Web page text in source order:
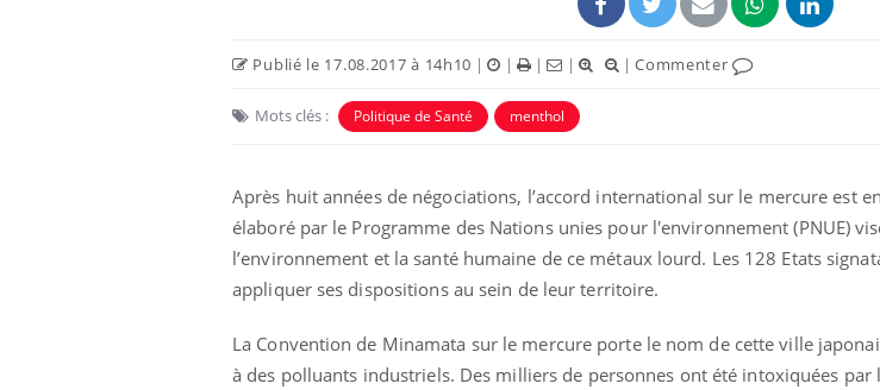
Publié le 17.08.2017 à 14h10 | | | | |Commenter
Mots clés : Politique de Santé menthol
Après huit années de négociations, l’accord international sur le mercure est
élaboré par le Programme des Nations unies pour l'environnement (PNUE)
l’environnement et la santé humaine de ce métaux lourd. Les 128 Etats
appliquer ses dispositions au sein de leur territoire.
La Convention de Minamata sur le mercure porte le nom de cette ville
à des polluants industriels. Des milliers de personnes ont été intoxiquées par